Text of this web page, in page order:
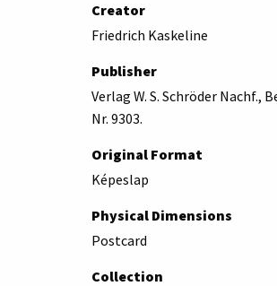
Creator
Friedrich Kaskeline
Publisher
Verlag W. S. Schröder Nachf.,
Nr. 9303.
Original Format
Képeslap
Physical Dimensions
Postcard
Collection